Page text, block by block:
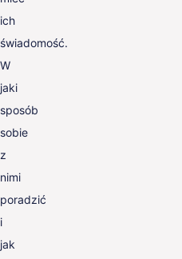
ich
świadomość.
W
jaki
sposób
sobie
z
nimi
poradzić
i
jak